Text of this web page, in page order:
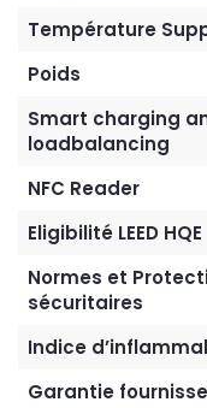
Température
Poids
Smart charging
loadbalancing
NFC Reader
Eligibilité LEED HQE
Normes et
sécuritaires
Indice
Garantie